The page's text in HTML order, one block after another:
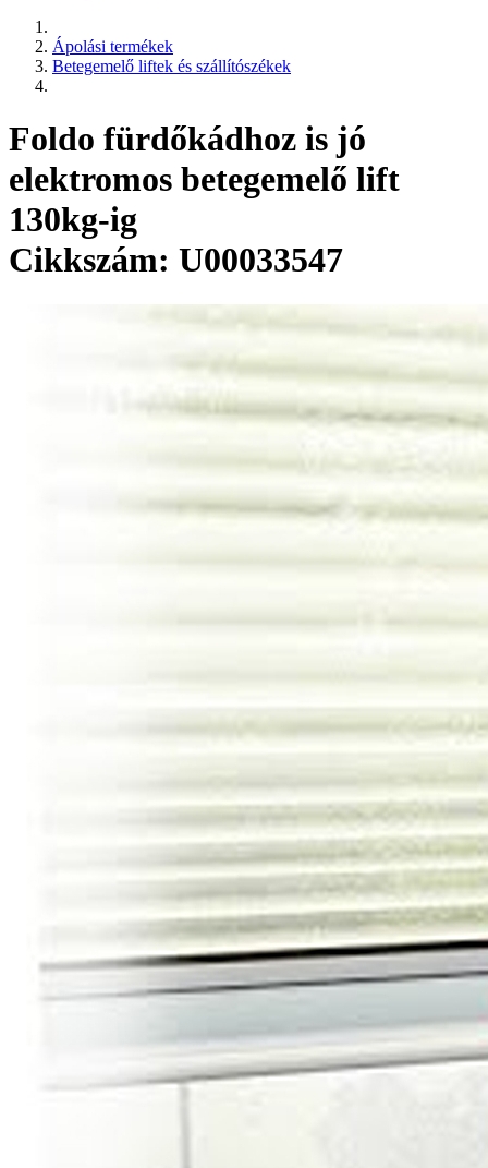
Ápolási termékek
Betegemelő liftek és szállítószékek
Foldo fürdőkádhoz is jó
elektromos betegemelő lift
130kg-ig
Cikkszám: U00033547